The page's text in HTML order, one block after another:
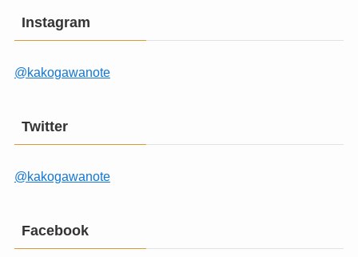
Instagram
@kakogawanote
Twitter
@kakogawanote
Facebook